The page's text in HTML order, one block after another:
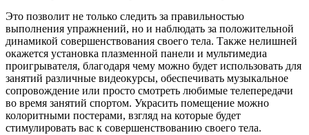
Это позволит не только следить за правильностью
выполнения упражнений, но и наблюдать за положительной
динамикой совершенствования своего тела. Также нелишней
окажется установка плазменной панели и мультимедиа
проигрывателя, благодаря чему можно будет использовать для
занятий различные видеокурсы, обеспечивать музыкальное
сопровождение или просто смотреть любимые телепередачи
во время занятий спортом. Украсить помещение можно
колоритными постерами, взгляд на которые будет
стимулировать вас к совершенствованию своего тела.